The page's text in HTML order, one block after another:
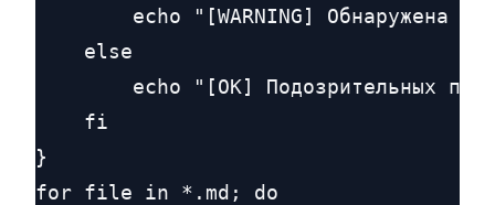
echo "[WARNING] Обнаружена
    else
echo "[OK] Подозрительных
    fi
}
for file in *.md; do